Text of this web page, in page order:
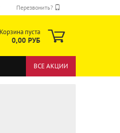
Перезвонить?
Корзина пуста
0,00 РУБ
ВСЕ АКЦИИ